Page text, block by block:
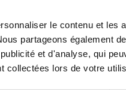
le contenu et
partageons également
et d'analyse, qui
collectées lors de votre